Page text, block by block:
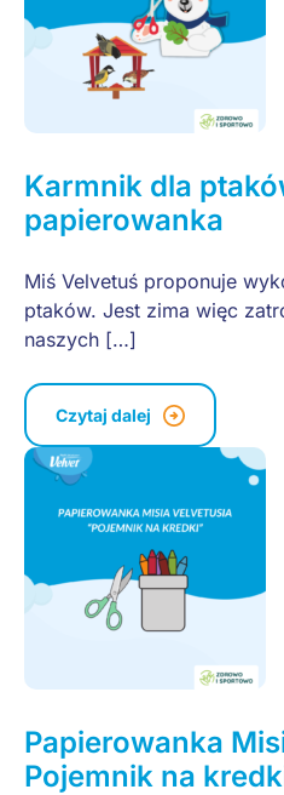
Karmnik dla
papierowanka
Miś Velvetuś proponuje
ptaków. Jest zima więc
naszych […]
Czytaj dalej
Papierowanka
Pojemnik na